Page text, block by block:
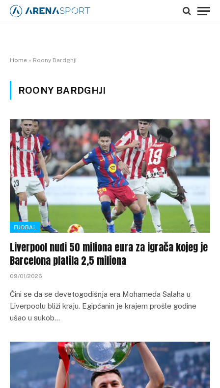
Home » Roony Bardghji
ROONY BARDGHJI
FUDBAL
Liverpool nudi 50 miliona eura za igrača kojeg je
Barcelona platila 2,5 miliona
09/01/2026
Čini se da se devetogodišnja era Mohameda Salaha u
Liverpoolu bliži kraju. Egipćanin je krajem prošle godine
ušao u sukob…